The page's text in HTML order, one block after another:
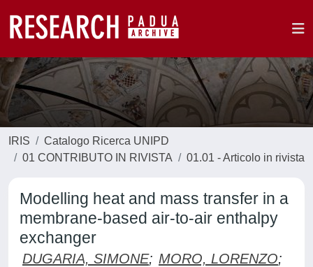
IRIS
Catalogo Ricerca UNIPD
01 CONTRIBUTO IN RIVISTA
01.01 - Articolo in rivista
Modelling heat and mass transfer in a
membrane-based air-to-air enthalpy
exchanger
DUGARIA, SIMONE; MORO, LORENZO;